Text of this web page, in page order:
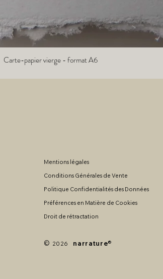
Aperçu rapide
Carte-papier vierge - format A6
Mentions légales
Conditions Générales de Vente
Politique Confidentialités des Données
Préférences en Matière de Cookies
Droit de rétractation
© 2026 narrature®